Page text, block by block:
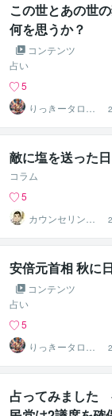
この世とあの世
何を思うか？
コンテンツ
占い
5
りっきータロッ
ト
敵に塩を送った日
コラム
5
カウンセリング
ルーム【弥九蔵
の部屋】
安倍元首相 秋に
コンテンツ
占い
5
りっきータロッ
ト
占ってみました